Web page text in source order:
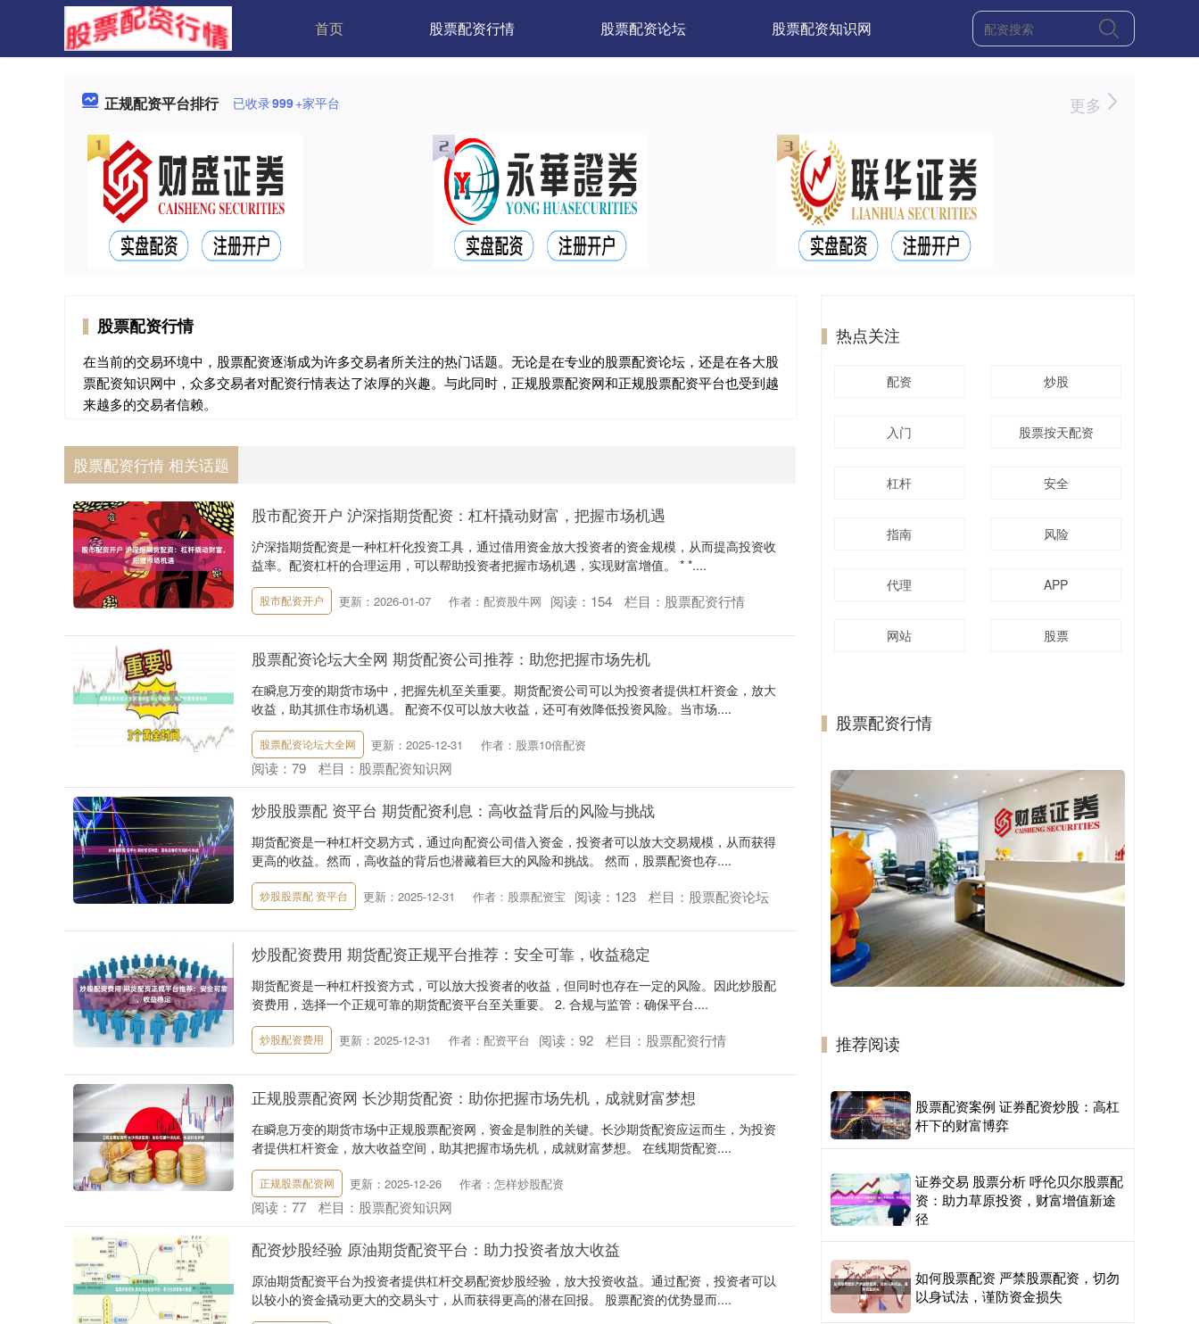
首页 股票配资行情 股票配资论坛 股票配资知识网
正规配资平台排行 已收录999+家平台 更多
股票配资行情
在当前的交易环境中，股票配资逐渐成为许多交易者所关注的热门话题。无论是在专业的股票配资论坛，还是在各大股
票配资知识网中，众多交易者对配资行情表达了浓厚的兴趣。与此同时，正规股票配资网和正规股票配资平台也受到越
来越多的交易者信赖。
股票配资行情 相关话题
股市配资开户 沪深指期货配资：杠杆撬动财富，把握市场机遇
沪深指期货配资是一种杠杆化投资工具，通过借用资金放大投资者的资金规模，从而提高投资收
益率。配资杠杆的合理运用，可以帮助投资者把握市场机遇，实现财富增值。 * *....
股市配资开户 更新：2026-01-07 作者：配资股牛网 阅读： 154 栏目： 股票配资行情
股票配资论坛大全网 期货配资公司推荐：助您把握市场先机
在瞬息万变的期货市场中，把握先机至关重要。期货配资公司可以为投资者提供杠杆资金，放大
收益，助其抓住市场机遇。 配资不仅可以放大收益，还可有效降低投资风险。当市场....
股票配资论坛大全网 更新：2025-12-31 作者：股票10倍配资
阅读： 79 栏目： 股票配资知识网
炒股股票配 资平台 期货配资利息：高收益背后的风险与挑战
期货配资是一种杠杆交易方式，通过向配资公司借入资金，投资者可以放大交易规模，从而获得
更高的收益。然而，高收益的背后也潜藏着巨大的风险和挑战。 然而，股票配资也存....
炒股股票配 资平台 更新：2025-12-31 作者：股票配资宝 阅读： 123 栏目： 股票配资论坛
炒股配资费用 期货配资正规平台推荐：安全可靠，收益稳定
期货配资是一种杠杆投资方式，可以放大投资者的收益，但同时也存在一定的风险。因此炒股配
资费用，选择一个正规可靠的期货配资平台至关重要。 2. 合规与监管：确保平台....
炒股配资费用 更新：2025-12-31 作者：配资平台 阅读： 92 栏目： 股票配资行情
正规股票配资网 长沙期货配资：助你把握市场先机，成就财富梦想
在瞬息万变的期货市场中正规股票配资网，资金是制胜的关键。长沙期货配资应运而生，为投资
者提供杠杆资金，放大收益空间，助其把握市场先机，成就财富梦想。 在线期货配资....
正规股票配资网 更新：2025-12-26 作者：怎样炒股配资
阅读： 77 栏目： 股票配资知识网
配资炒股经验 原油期货配资平台：助力投资者放大收益
原油期货配资平台为投资者提供杠杆交易配资炒股经验，放大投资收益。通过配资，投资者可以
以较小的资金撬动更大的交易头寸，从而获得更高的潜在回报。 股票配资的优势显而....
热点关注
配资 炒股
入门 股票按天配资
杠杆 安全
指南 风险
代理 APP
网站 股票
股票配资行情
推荐阅读
股票配资案例 证券配资炒股：高杠
杆下的财富博弈
证券交易 股票分析 呼伦贝尔股票配
资：助力草原投资，财富增值新途
径
如何股票配资 严禁股票配资，切勿
以身试法，谨防资金损失